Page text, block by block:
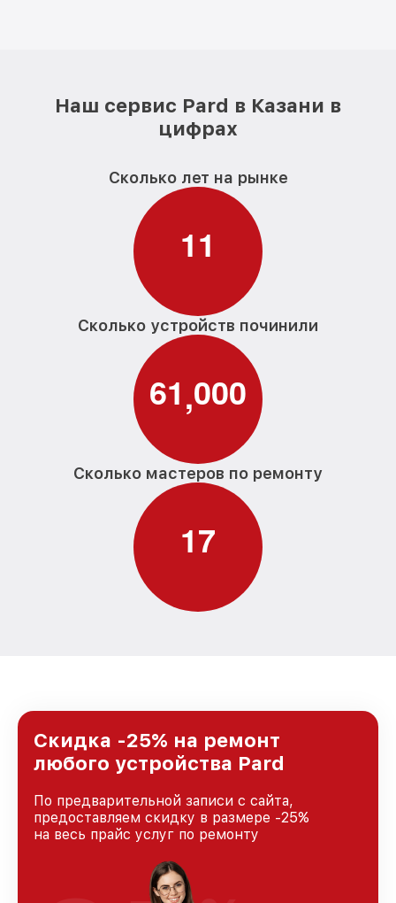
Наш сервис Pard в Казани в
цифрах
Сколько лет на рынке
11
Сколько устройств починили
61,000
Сколько мастеров по ремонту
17
Скидка -25% на ремонт
любого устройства Pard
По предварительной записи с сайта,
предоставляем скидку в размере -25%
на весь прайс услуг по ремонту